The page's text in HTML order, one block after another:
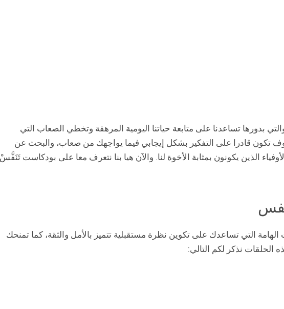
بدورها تساعدنا على متابعة حياتنا اليومية المرهقة وتخطي الصعاب التي
تكون قادرا على التفكير بشكل إيجابي فيما يواجهك من صعاب، والبحث عن
الذين يكونون بمثابة الأخوة لنا. والآن هيا بنا نتعرف معا على بودكاست
التي تساعدك على تكوين نظرة مستقبلية تتميز بالأمل والثقة، كما تمنحك
الحلقات نذكر لكم التالي: